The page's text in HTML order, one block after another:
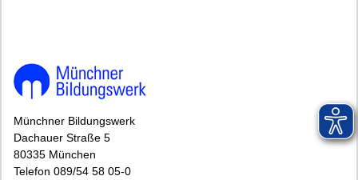
Münchner Bildungswerk
Dachauer Straße 5
80335 München
Telefon 089/54 58 05-0